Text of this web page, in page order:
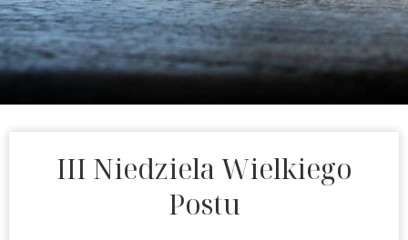
III Niedziela Wielkiego
Postu